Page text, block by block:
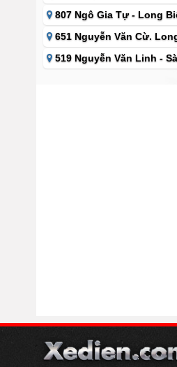
807 Ngô Gia Tự - Long
651 Nguyễn Văn Cừ.
519 Nguyễn Văn Linh -